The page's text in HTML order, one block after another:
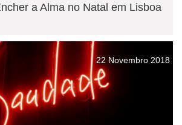
a Alma no Natal em Lisboa
22 Novembro 2018